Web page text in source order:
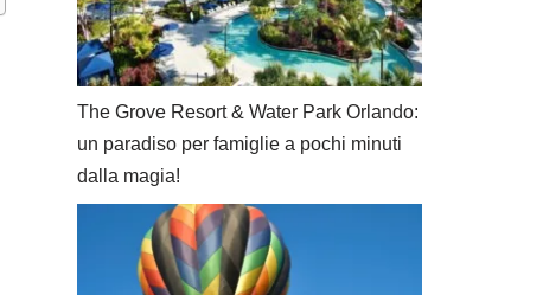
The Grove Resort & Water Park Orlando:
un paradiso per famiglie a pochi minuti
dalla magia!